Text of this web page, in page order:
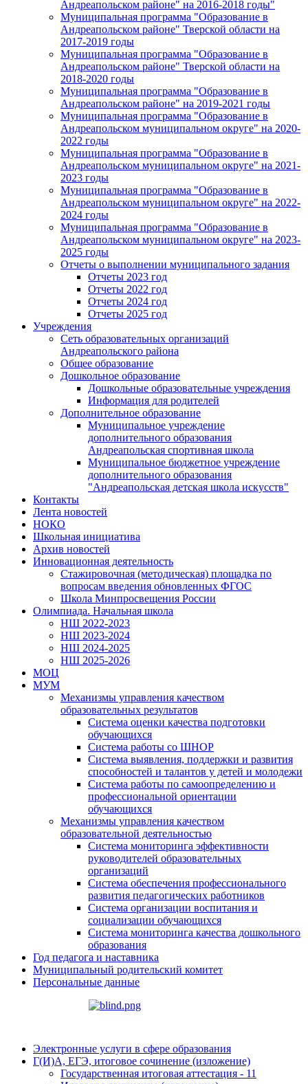
Андреапольском районе" на 2016-2018 годы"
Муниципальная программа "Образование в
Андреапольском районе" Тверской области на
2017-2019 годы
Муниципальная программа "Образование в
Андреапольском районе" Тверской области на
2018-2020 годы
Муниципальная программа "Образование в
Андреапольском районе" на 2019-2021 годы
Муниципальная программа "Образование в
Андреапольском муниципальном округе" на 2020-
2022 годы
Муниципальная программа "Образование в
Андреапольском муниципальном округе" на 2021-
2023 годы
Муниципальная программа "Образование в
Андреапольском муниципальном округе" на 2022-
2024 годы
Муниципальная программа "Образование в
Андреапольском муниципальном округе" на 2023-
2025 годы
Отчеты о выполнении муниципального задания
Отчеты 2023 год
Отчеты 2022 год
Отчеты 2024 год
Отчеты 2025 год
Учреждения
Сеть образовательных организаций
Андреапольского района
Общее образование
Дошкольное образование
Дошкольные образовательные учреждения
Информация для родителей
Дополнительное образование
Муниципальное учреждение
дополнительного образования
Андреапольская спортивная школа
Муниципальное бюджетное учреждение
дополнительного образования
"Андреапольская детская школа искусств"
Контакты
Лента новостей
НОКО
Школьная инициатива
Архив новостей
Инновационная деятельность
Стажировочная (методическая) площадка по
вопросам введения обновленных ФГОС
Школа Минпросвещения России
Олимпиада. Начальная школа
НШ 2022-2023
НШ 2023-2024
НШ 2024-2025
НШ 2025-2026
МОЦ
МУМ
Механизмы управления качеством
образовательных результатов
Система оценки качества подготовки
обучающихся
Система работы со ШНОР
Система выявления, поддержки и развития
способностей и талантов у детей и молодежи
Система работы по самоопределению и
профессиональной ориентации
обучающихся
Механизмы управления качеством
образовательной деятельностью
Система мониторинга эффективности
руководителей образовательных
организаций
Система обеспечения профессионального
развития педагогических работников
Система организации воспитания и
социализации обучающихся
Система мониторинга качества дошкольного
образования
Год педагога и наставника
Муниципальный родительский комитет
Персональные данные
Электронные услуги в сфере образования
Г(И)А, ЕГЭ, итоговое сочинение (изложение)
Государственная итоговая аттестация - 11